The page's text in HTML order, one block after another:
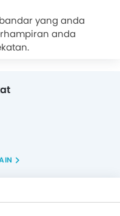
mobil XPENG yang
XPENG untuk
pembelian tunai atau
Multiguna
yang anda
anda